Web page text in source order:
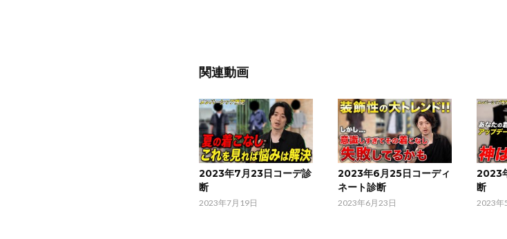
関連動画
2023年7月23日コーデ診
断
2023年7月19日
2023年6月25日コーディ
ネート診断
2023年6月23日
2023
断
2023年